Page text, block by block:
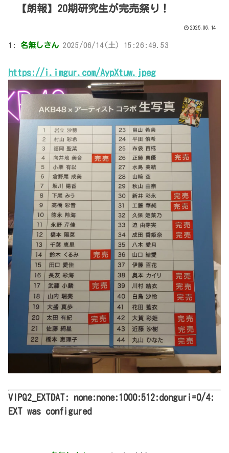
【朗報】20期研究生が完売祭り！
2025.06.14
1: 名無しさん 2025/06/14(土) 15:26:49.53
https://i.imgur.com/AypXtuw.jpeg
VIPQ2_EXTDAT: none:none:1000:512:donguri=0/4:
EXT was configured